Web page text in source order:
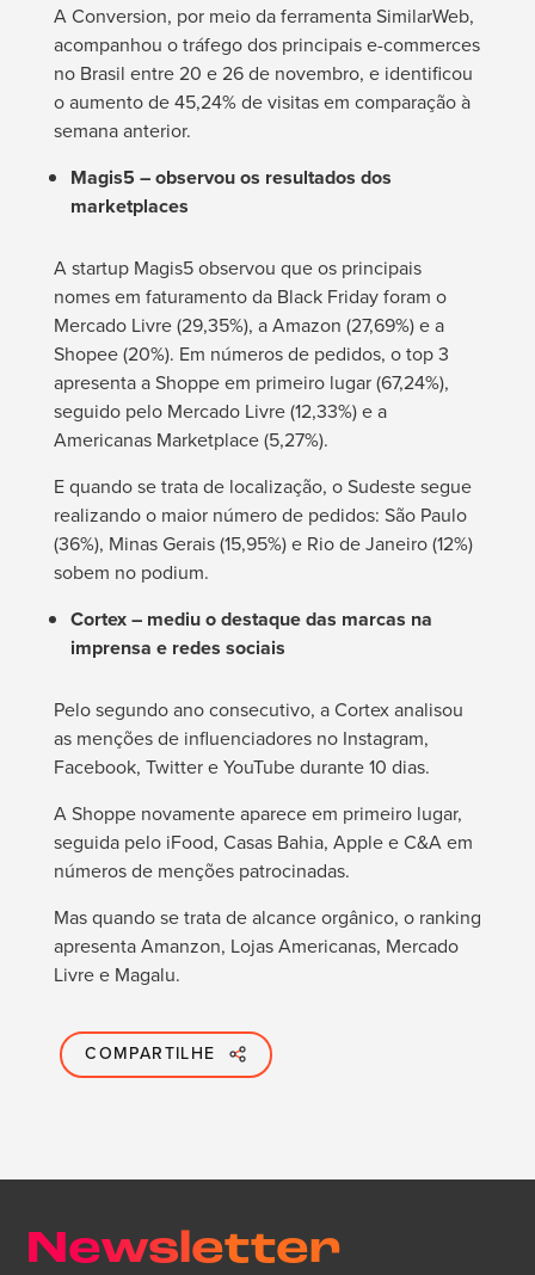
A Conversion, por meio da ferramenta SimilarWeb,
acompanhou o tráfego dos principais e-commerces
no Brasil entre 20 e 26 de novembro, e identificou
o aumento de 45,24% de visitas em comparação à
semana anterior.
Magis5 –observou os resultados dos
marketplaces
A startup Magis5 observou que os principais
nomes em faturamento da Black Friday foram o
Mercado Livre (29,35%), a Amazon (27,69%) e a
Shopee (20%). Em números de pedidos, o top 3
apresenta a Shoppe em primeiro lugar (67,24%),
seguido pelo Mercado Livre (12,33%) e a
Americanas Marketplace (5,27%).
E quando se trata de localização, o Sudeste segue
realizando o maior número de pedidos: São Paulo
(36%), Minas Gerais (15,95%) e Rio de Janeiro (12%)
sobem no podium.
Cortex – mediu o destaque das marcas na
imprensa e redes sociais
Pelo segundo ano consecutivo, a Cortex analisou
as menções de influenciadores no Instagram,
Facebook, Twitter e YouTube durante 10 dias.
A Shoppe novamente aparece em primeiro lugar,
seguida pelo iFood, Casas Bahia, Apple e C&A em
números de menções patrocinadas.
Mas quando se trata de alcance orgânico, o ranking
apresenta Amanzon, Lojas Americanas, Mercado
Livre e Magalu.
COMPARTILHE
Newsletter